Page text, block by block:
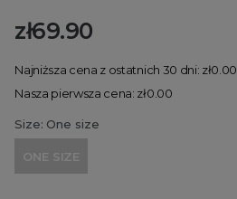
zł69.90
Najniższa cena z ostatnich 30 dni: zł0.00
Nasza pierwsza cena: zł0.00
Size: One size
ONE SIZE